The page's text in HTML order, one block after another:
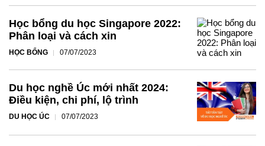
Học bổng du học Singapore 2022:
Phân loại và cách xin
HỌC BỔNG 07/07/2023
Du học nghề Úc mới nhất 2024:
Điều kiện, chi phí, lộ trình
DU HỌC ÚC 07/07/2023